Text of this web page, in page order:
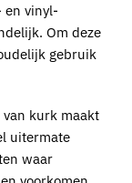
en vinyl-
Om deze
gebruik
van kurk maakt
uitermate
waar